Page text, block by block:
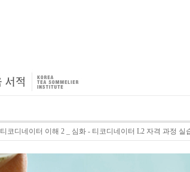
티코디네이터 이해 2 _ 심화 - 티코디네이터 L2 자격 과정 실